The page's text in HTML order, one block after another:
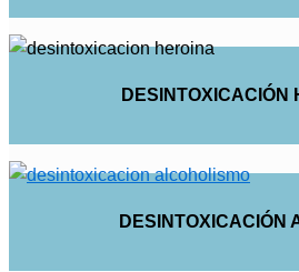
DESINTOXICACIÓN
DESINTOXICACIÓN